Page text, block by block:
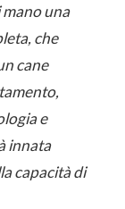
una
che
cane
e
innata
capacità di